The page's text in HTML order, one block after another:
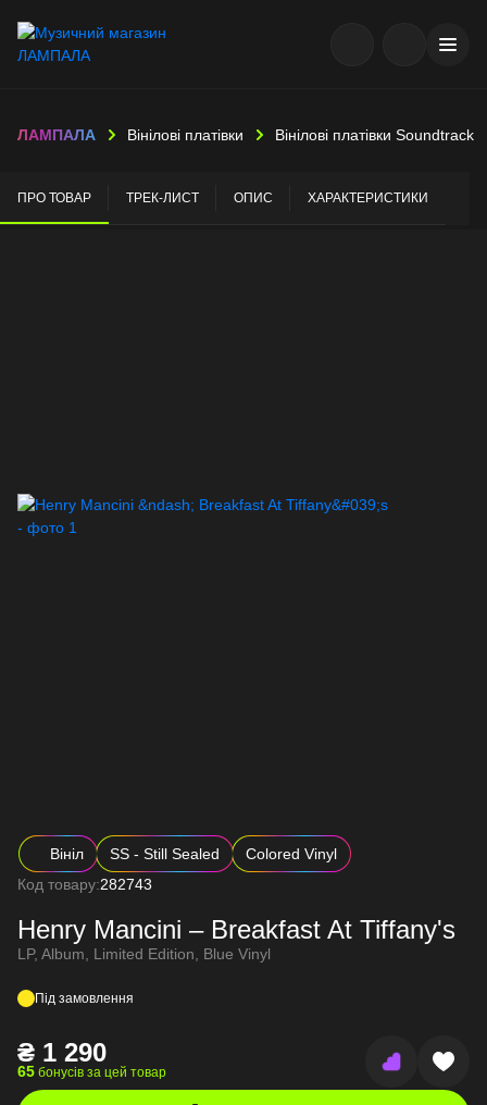
ЛАМПАЛА Вінілові платівки Вінілові платівки Soundtrack
ПРО ТОВАР ТРЕК-ЛИСТ ОПИС ХАРАКТЕРИСТИКИ
Вініл SS - Still Sealed
Colored Vinyl
Код товару:282743
Henry Mancini – Breakfast At Tiffany's
LP, Album, Limited Edition, Blue Vinyl
Під замовлення
₴ 1 290
65 бонусів за цей товар